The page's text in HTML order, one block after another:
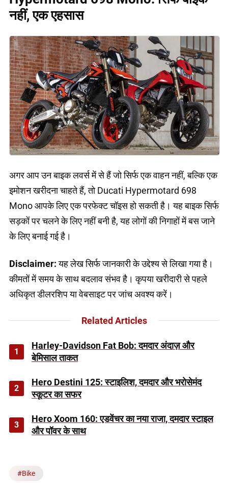
नहीं, एक एहसास
अगर आप उन बाइक लवर्स में से हैं जो सिर्फ एक वाहन नहीं, बल्कि एक
इमोशन खरीदना चाहते हैं, तो Ducati Hypermotard 698
Mono आपके लिए एक परफेक्ट चॉइस हो सकती है। यह बाइक सिर्फ
सड़कों पर चलने के लिए नहीं बनी है, यह लोगों की निगाहों में बस जाने
के लिए बनाई गई है।
Disclaimer:यह लेख सिर्फ जानकारी के उद्देश्य से लिखा गया है।
कीमतों में समय के साथ बदलाव संभव है। कृपया खरीदारी से पहले
अधिकृत डीलरशिप या वेबसाइट पर जांच अवश्य करें।
Related Articles
1
Harley-Davidson Fat Bob: दमदार अंदाज़ और
बेमिसाल ताकत
2
Hero Destini 125: स्टाइलिश, दमदार और भरोसेमंद
स्कूटर का सफर
3
Hero Xoom 160: एडवेंचर का नया राजा, दमदार स्टाइल
और पॉवर के साथ
#Bike